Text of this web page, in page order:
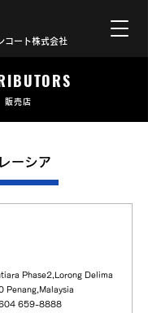
コート株式会社
販売店
ーシア
Phase2,Lorong Delima
Penang,Malaysia
659-8888